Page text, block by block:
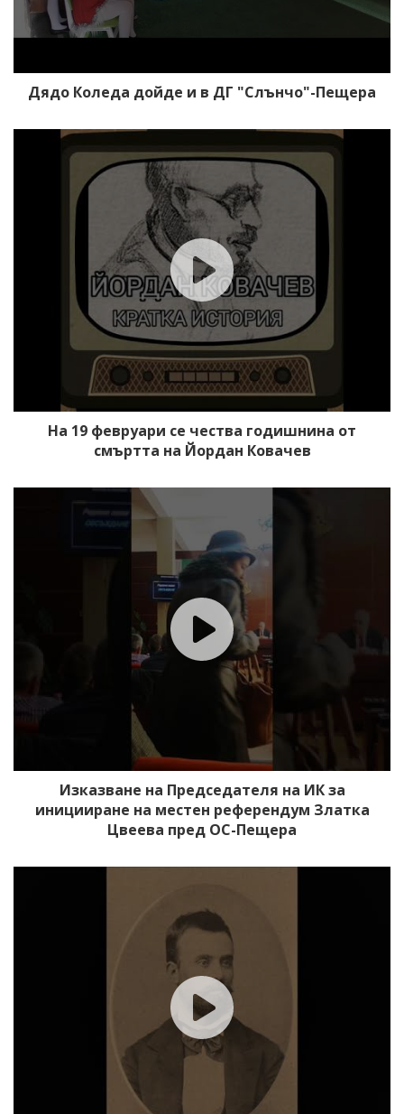
Дядо Коледа дойде и в ДГ "Слънчо"-Пещера
На 19 февруари се чества годишнина от
смъртта на Йордан Ковачев
Изказване на Председателя на ИК за
иницииране на местен референдум Златка
Цвеева пред ОС-Пещера